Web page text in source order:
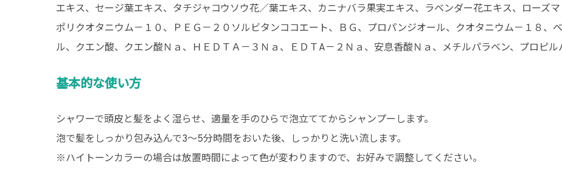
エキス、セージ葉エキス、タチジャコウソウ花／葉エキス、カニナバラ果実エキス、ラベンダー花エキス、ローズ
ポリクオタニウム－１０、ＰＥＧ－２０ソルビタンココエート、ＢＧ、プロパンジオール、クオタニウム－１８、
ル、クエン酸、クエン酸Ｎａ、ＨＥＤＴＡ－３Ｎａ、ＥＤＴA－２Ｎａ、安息香酸Ｎａ、メチルパラベン、プロピ
基本的な使い方
シャワーで頭皮と髪をよく湿らせ、適量を手のひらで泡立ててからシャンプーします。
泡で髪をしっかり包み込んで3〜5分時間をおいた後、しっかりと洗い流します。
※ハイトーンカラーの場合は放置時間によって色が変わりますので、お好みで調整してください。